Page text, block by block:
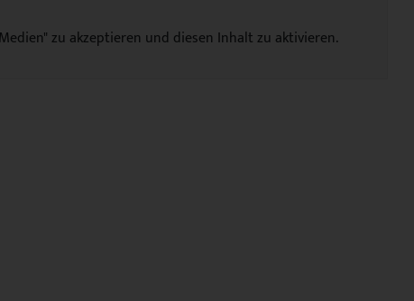
zu akzeptieren und diesen Inhalt zu aktivieren.